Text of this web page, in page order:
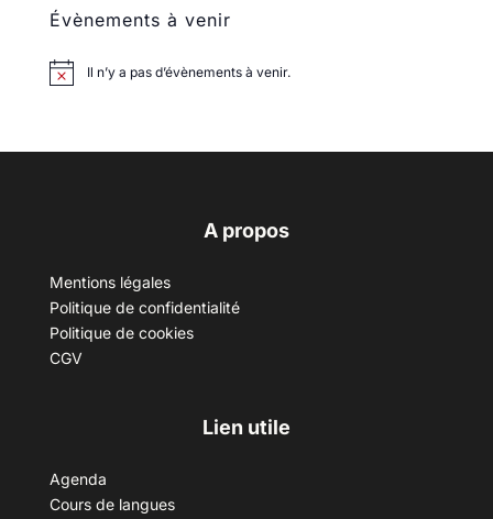
Évènements à venir
Il n’y a pas d’évènements à venir.
A propos
Mentions légales
Politique de confidentialité
Politique de cookies
CGV
Lien utile
Agenda
Cours de langues